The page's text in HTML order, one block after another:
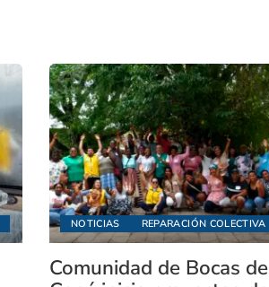
NOTICIAS REPARACIÓN COLECTIVA
Comunidad de Bocas de